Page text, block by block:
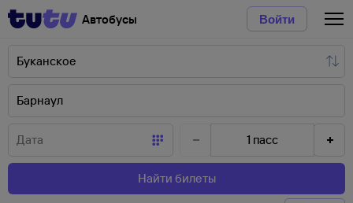
Автобусы Войти
1 пасс
Найти билеты